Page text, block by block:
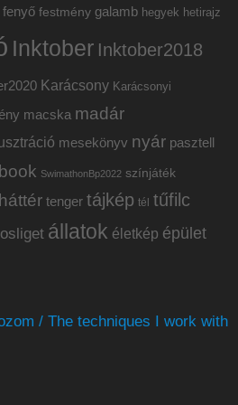
fenyő festmény galamb hegyek hetirajz
Inktober Inktober2018
Karácsony Karácsonyi
macska madár
mesekönyv nyár pasztell
SwimathonBp2022 színjáték
tenger tájkép tél tűfilc
állatok életkép épület
/ The techniques I work with